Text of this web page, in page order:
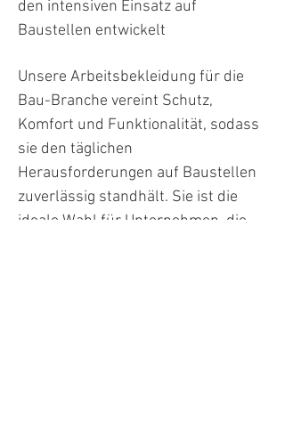
den intensiven Einsatz auf
Baustellen entwickelt
Unsere Arbeitsbekleidung für die
Bau-Branche vereint Schutz,
Komfort und Funktionalität, sodass
sie den täglichen
Herausforderungen auf Baustellen
zuverlässig standhält. Sie ist die
ideale Wahl für Unternehmen, die